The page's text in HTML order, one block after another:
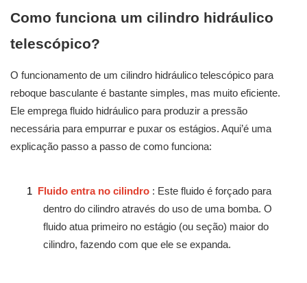
Como funciona um cilindro hidráulico
telescópico?
O funcionamento de um cilindro hidráulico telescópico para
reboque basculante é bastante simples, mas muito eficiente.
Ele emprega fluido hidráulico para produzir a pressão
necessária para empurrar e puxar os estágios. Aqui’é uma
explicação passo a passo de como funciona:
1 Fluido entra no cilindro : Este fluido é forçado para
dentro do cilindro através do uso de uma bomba. O
fluido atua primeiro no estágio (ou seção) maior do
cilindro, fazendo com que ele se expanda.